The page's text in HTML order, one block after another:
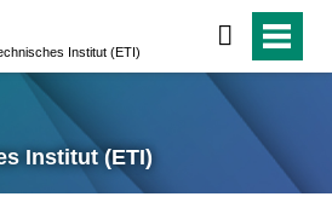
Institut (ETI)
Institut (ETI)